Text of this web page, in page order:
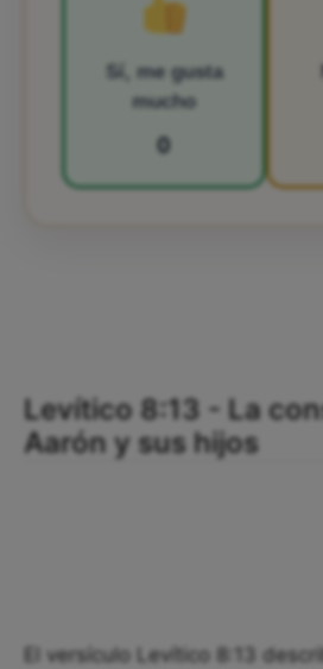
Sí, me gusta
mucho
0
Levítico 8:13 - La
Aarón y sus hijos
El versículo Levítico 8:13